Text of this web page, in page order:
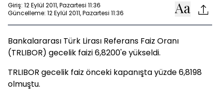
Giriş: 12 Eylül 2011, Pazartesi 11:36
Güncelleme: 12 Eylül 2011, Pazartesi 11:36
Bankalararası Türk Lirası Referans Faiz Oranı
(TRLIBOR) gecelik faizi 6,8200'e yükseldi.
TRLIBOR gecelik faiz önceki kapanışta yüzde 6,8198
olmuştu.